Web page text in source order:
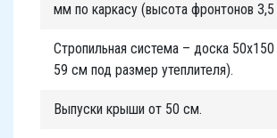
мм по каркасу (высота фронтонов
Стропильная система – доска
59 см под размер утеплителя).
Выпуски крыши от 50 см.